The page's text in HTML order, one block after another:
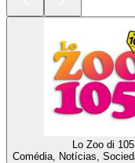
Lo Zoo di 105
Comédia, Notícias,